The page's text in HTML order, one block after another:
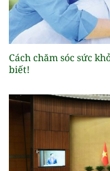
Cách chăm sóc sức
biết!